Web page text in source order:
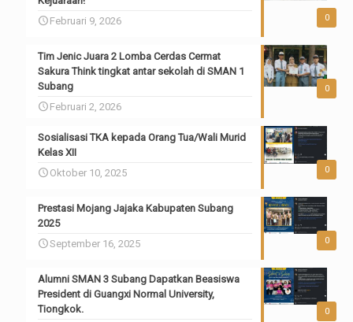
0
Februari 9, 2026
0
Tim Jenic Juara 2 Lomba Cerdas Cermat
Sakura Think tingkat antar sekolah di SMAN 1
Subang
Februari 2, 2026
0
Sosialisasi TKA kepada Orang Tua/Wali Murid
Kelas XII
Oktober 10, 2025
0
Prestasi Mojang Jajaka Kabupaten Subang
2025
September 16, 2025
0
Alumni SMAN 3 Subang Dapatkan Beasiswa
President di Guangxi Normal University,
Tiongkok.